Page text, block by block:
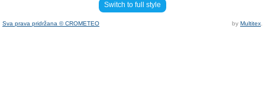
Switch to full style
Sva prava pridržana © CROMETEO by Multitex